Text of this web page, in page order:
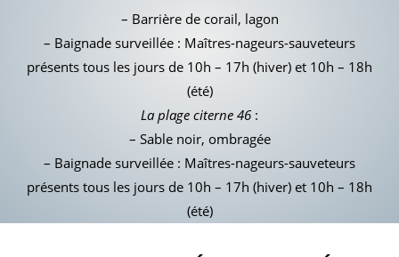
– Barrière de corail, lagon
– Baignade surveillée : Maîtres-nageurs-sauveteurs
présents tous les jours de 10h – 17h (hiver) et 10h – 18h
(été)
La plage citerne 46 :
– Sable noir, ombragée
– Baignade surveillée : Maîtres-nageurs-sauveteurs
présents tous les jours de 10h – 17h (hiver) et 10h – 18h
(été)